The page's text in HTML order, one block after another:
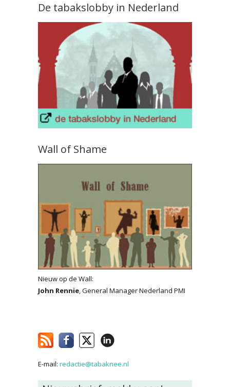
De tabakslobby in Nederland
Wall of Shame
Nieuw op de Wall:
John Rennie, General Manager Nederland PMI
E-mail: redactie@tabaknee.nl